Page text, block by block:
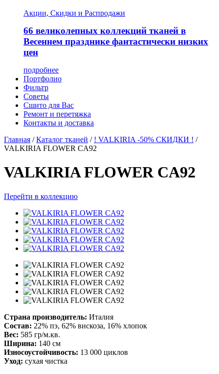
Акции, Скидки и Распродажи
66 великолепных коллекций тканей в
Весеннем празднике фантастически низких
цен
подробнее
Портфолио
Фильтр
Советы
Сшито для Вас
Ремонт и перетяжка
Контакты и доставка
Главная / Каталог тканей / ! VALKIRIA -50% СКИДКИ ! /
VALKIRIA FLOWER CA92
VALKIRIA FLOWER CA92
Перейти в коллекцию
Страна производитель: Италия
Состав: 22% пэ, 62% вискоза, 16% хлопок
Вес: 585 гр/м.кв.
Ширина: 140 см
Износоустойчивость: 13 000 циклов
Уход: сухая чистка